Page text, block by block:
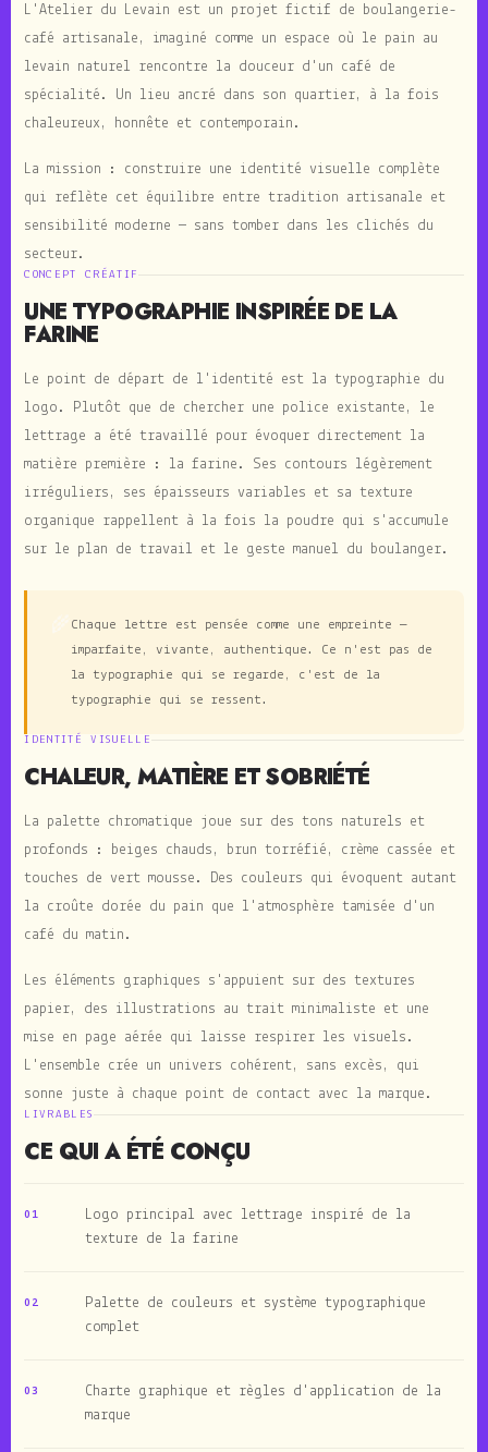
L'Atelier du Levain est un projet fictif de boulangerie-
café artisanale, imaginé comme un espace où le pain au
levain naturel rencontre la douceur d'un café de
spécialité. Un lieu ancré dans son quartier, à la fois
chaleureux, honnête et contemporain.
La mission : construire une identité visuelle complète
qui reflète cet équilibre entre tradition artisanale et
sensibilité moderne — sans tomber dans les clichés du
secteur.
CONCEPT CRÉATIF
UNE TYPOGRAPHIE INSPIRÉE DE LA
FARINE
Le point de départ de l'identité est la typographie du
logo. Plutôt que de chercher une police existante, le
lettrage a été travaillé pour évoquer directement la
matière première : la farine. Ses contours légèrement
irréguliers, ses épaisseurs variables et sa texture
organique rappellent à la fois la poudre qui s'accumule
sur le plan de travail et le geste manuel du boulanger.
Chaque lettre est pensée comme une empreinte —
imparfaite, vivante, authentique. Ce n'est pas de
la typographie qui se regarde, c'est de la
typographie qui se ressent.
IDENTITÉ VISUELLE
CHALEUR, MATIÈRE ET SOBRIÉTÉ
La palette chromatique joue sur des tons naturels et
profonds : beiges chauds, brun torréfié, crème cassée et
touches de vert mousse. Des couleurs qui évoquent autant
la croûte dorée du pain que l'atmosphère tamisée d'un
café du matin.
Les éléments graphiques s'appuient sur des textures
papier, des illustrations au trait minimaliste et une
mise en page aérée qui laisse respirer les visuels.
L'ensemble crée un univers cohérent, sans excès, qui
sonne juste à chaque point de contact avec la marque.
LIVRABLES
CE QUI A ÉTÉ CONÇU
01
Logo principal avec lettrage inspiré de la
texture de la farine
02
Palette de couleurs et système typographique
complet
03
Charte graphique et règles d'application de la
marque